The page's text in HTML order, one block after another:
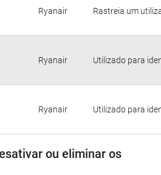
Ryanair Rastreia um
Ryanair Utilizado para
Ryanair Utilizado para
ou eliminar os